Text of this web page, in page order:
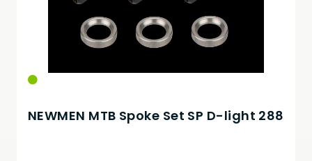
NEWMEN MTB Spoke Set SP D-light 288